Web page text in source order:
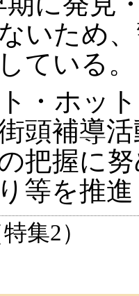
いため
ている
・ホッ
頭補導
把握に
等を推
集2）